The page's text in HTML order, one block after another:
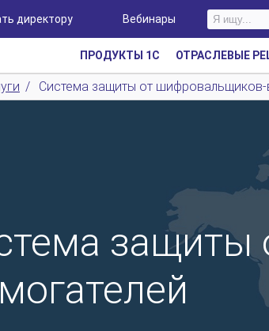
директору Вебинары
ПРОДУКТЫ 1С ОТРАСЛЕВЫЕ
/ Система защиты от шифровальщиков-